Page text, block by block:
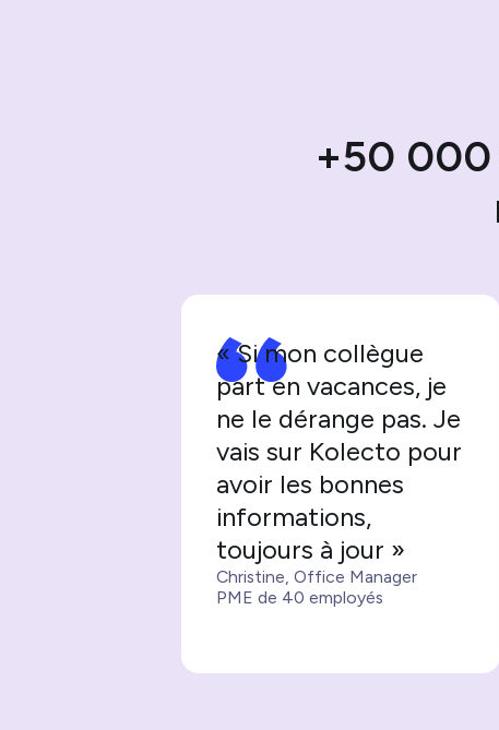
+50 000
« Si mon collègue
part en vacances, je
ne le dérange pas. Je
vais sur Kolecto pour
avoir les bonnes
informations,
toujours à jour »
Christine, Office Manager
PME de 40 employés